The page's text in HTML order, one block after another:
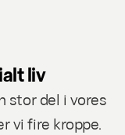
liv
stor del i vores
vi fire kroppe.